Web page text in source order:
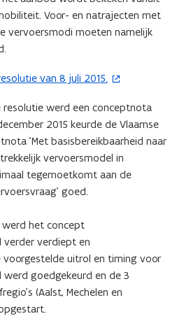
Voor- en natrajecten met
vervoersmodi moeten namelijk
van 8 juli 2015.
resolutie werd een conceptnota
2015 keurde de Vlaamse
'Met basisbereikbaarheid naar
vervoersmodel in
tegemoetkomt aan de
goed.
werd het concept
verder verdiept en
voorgestelde uitrol en timing voor
werd goedgekeurd en de 3
(Aalst, Mechelen en